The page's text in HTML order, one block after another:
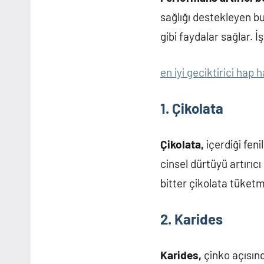
sağlığı destekleyen
gibi faydalar sağlar.
en iyi geciktirici hap
1. Çikolata
Çikolata, içerdiği
cinsel dürtüyü
bitter çikolata
2. Karides
Karides, çinko